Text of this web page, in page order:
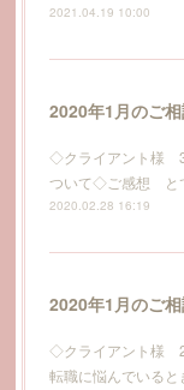
2021.04.19 10:00
2020年1月のご
◇クライアント様
ついて◇ご感想 と
2020.02.28 16:19
2020年1月のご
◇クライアント様
転職に悩んでいると